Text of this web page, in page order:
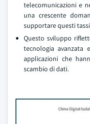
telecomunicazioni e
una crescente
supportare questi
Questo sviluppo
tecnologia
applicazioni che
scambio di dati.